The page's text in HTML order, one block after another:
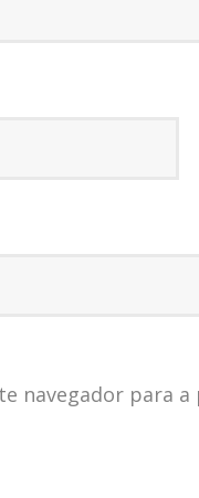
navegador para